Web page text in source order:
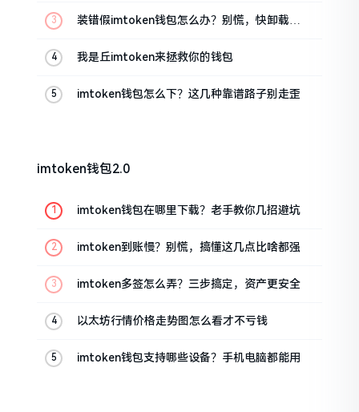
装错假imtoken钱包怎么办？别慌，快卸载，
我是丘imtoken来拯救你的钱包
imtoken钱包怎么下？这几种靠谱路子别走歪
imtoken钱包2.0
imtoken钱包在哪里下载？老手教你几招避坑
imtoken到账慢？别慌，搞懂这几点比啥都强
imtoken多签怎么弄？三步搞定，资产更安全
以太坊行情价格走势图怎么看才不亏钱
imtoken钱包支持哪些设备？手机电脑都能用